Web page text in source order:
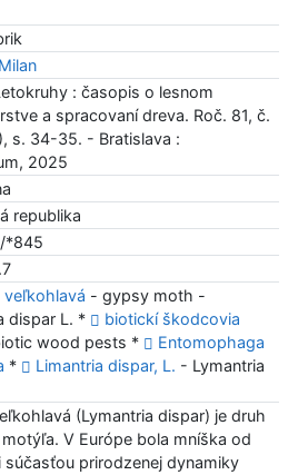
: časopis o lesnom
a spracovaní dreva. Roč. 81, č.
s. 34-35. - Bratislava :
2025
republika
*845
veľkohlavá - gypsy moth -
dispar L. *
biotickí škodcovia
wood pests *
Entomophaga
* Limantria dispar, L. - Lymantria
(Lymantria dispar) je druh
V Európe bola mníška od
súčasťou prirodzenej dynamiky